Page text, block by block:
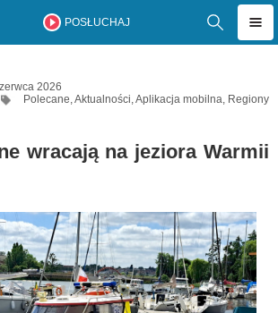
POSŁUCHAJ
2026
Polecane,Aktualności,Aplikacja mobilna, Regiony
wracają na jeziora Warmii